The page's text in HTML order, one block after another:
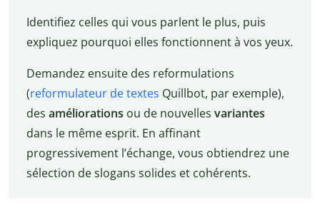
Identifiez celles qui vous parlent le plus, puis
expliquez pourquoi elles fonctionnent à vos yeux.
Demandez ensuite des reformulations
(reformulateur de textes Quillbot, par exemple),
des améliorations ou de nouvelles variantes
dans le même esprit. En affinant
progressivement l’échange, vous obtiendrez une
sélection de slogans solides et cohérents.